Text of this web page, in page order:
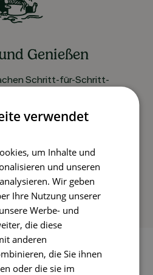
Genießen
Schritt-für-Schritt-
verwendet
um Inhalte und
und unseren
Wir geben
Ihre Nutzung unserer
Werbe- und
die diese
anderen
die Sie ihnen
oder die sie im